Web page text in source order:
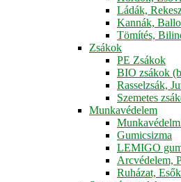
Ládák,
Kannák,
Tömítés,
Zsákok
PE Zsákok
BIO zsákok
Rasselzsák,
Szemetes
Munkavédelem
Gumicsizma
LEMIGO
Arcvédelem,
Ruházat,